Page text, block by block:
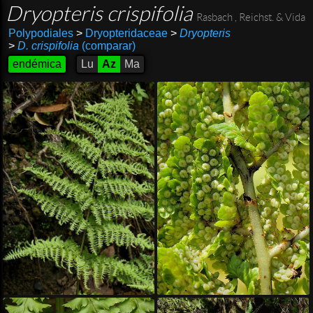
Dryopteris crispifolia Rasbach , Reichst. & Vida
Polypodiales >Dryopteridaceae > Dryopteris
> D. crispifolia (comparar)
endémica
Lu Az Ma